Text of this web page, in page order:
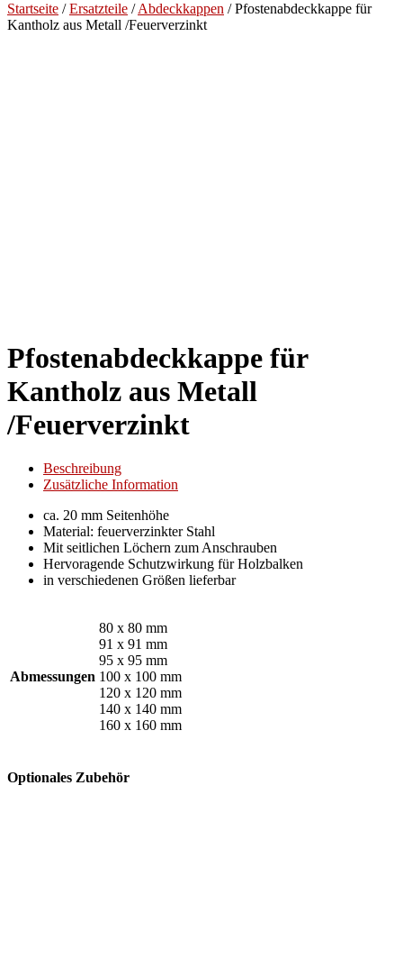
Startseite /Ersatzteile /Abdeckkappen / Pfostenabdeckkappe für
Kantholz aus Metall /Feuerverzinkt
Pfostenabdeckkappe für
Kantholz aus Metall
/Feuerverzinkt
Beschreibung
Zusätzliche Information
ca. 20 mm Seitenhöhe
Material: feuerverzinkter Stahl
Mit seitlichen Löchern zum Anschrauben
Hervoragende Schutzwirkung für Holzbalken
in verschiedenen Größen lieferbar
Abmessungen
80 x 80 mm
91 x 91 mm
95 x 95 mm
100 x 100 mm
120 x 120 mm
140 x 140 mm
160 x 160 mm
Optionales Zubehör